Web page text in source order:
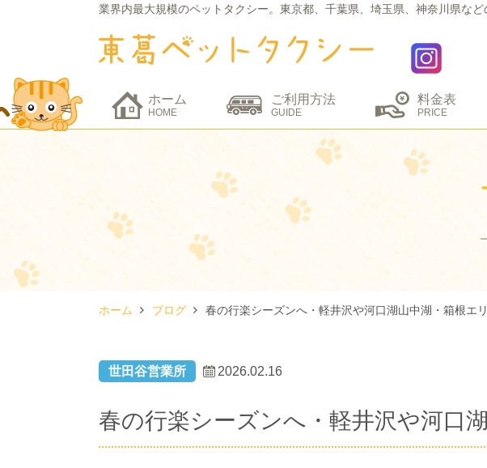
業界内最大規模のペットタクシー。 東京都、千葉県、埼玉県、神奈川県など
ホーム
HOME
ご利用方法
GUIDE
料金表
PRICE
ホーム ブログ 春の行楽シーズンへ・軽井沢や河口湖山中湖・箱根エ
世田谷営業所 2026.02.16
春の行楽シーズンへ・軽井沢や河口